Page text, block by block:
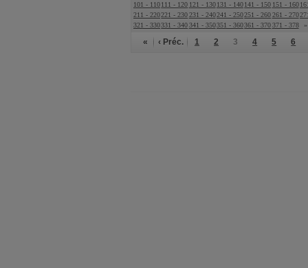
101 - 110111 - 120 121 - 130 131 - 140141 - 150 151 - 160
211 - 220221 - 230231 - 240241 - 250251 - 260261 - 270
321 - 330331 - 340341 - 350351 - 360361 - 370371 - 378 »
« ‹ Préc. 1 2 3 4 5 6